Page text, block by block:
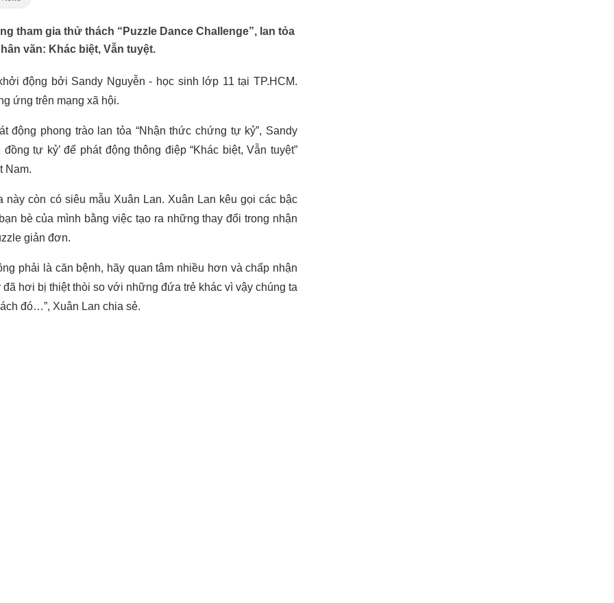
tham gia thử thách “Puzzle Dance Challenge”, lan tỏa
văn: Khác biệt, Vẫn tuyệt.
động bởi Sandy Nguyễn - học sinh lớp 11 tại TP.HCM.
ứng trên mạng xã hội.
động phong trào lan tỏa “Nhận thức chứng tự kỷ”, Sandy
tự kỷ’ để phát động thông điệp “Khác biệt, Vẫn tuyệt”
Nam.
còn có siêu mẫu Xuân Lan. Xuân Lan kêu gọi các bậc
bè của mình bằng việc tạo ra những thay đổi trong nhận
giản đơn.
phải là căn bệnh, hãy quan tâm nhiều hơn và chấp nhận
hơi bị thiệt thòi so với những đứa trẻ khác vì vậy chúng ta
đó…”, Xuân Lan chia sẻ.